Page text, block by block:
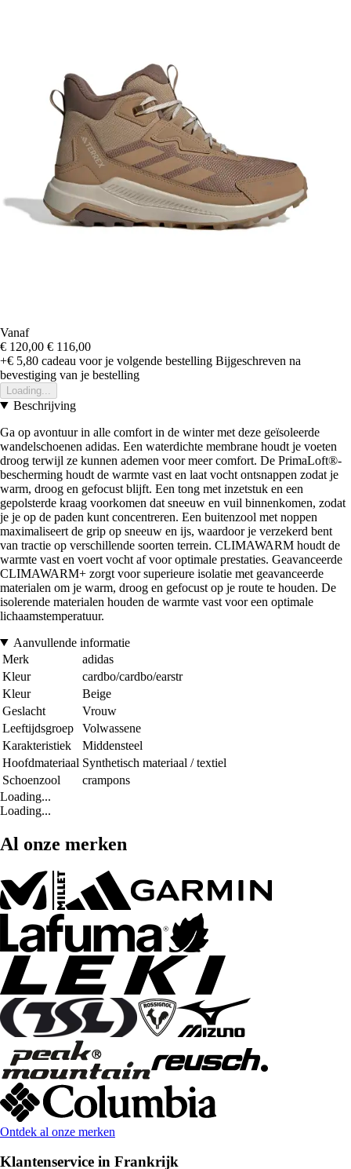
Vanaf
€ 120,00 € 116,00
+€ 5,80 cadeau voor je volgende bestelling Bijgeschreven na
bevestiging van je bestelling
Loading...
Beschrijving
Ga op avontuur in alle comfort in de winter met deze geïsoleerde
wandelschoenen adidas. Een waterdichte membrane houdt je voeten
droog terwijl ze kunnen ademen voor meer comfort. De PrimaLoft®-
bescherming houdt de warmte vast en laat vocht ontsnappen zodat je
warm, droog en gefocust blijft. Een tong met inzetstuk en een
gepolsterde kraag voorkomen dat sneeuw en vuil binnenkomen, zodat
je je op de paden kunt concentreren. Een buitenzool met noppen
maximaliseert de grip op sneeuw en ijs, waardoor je verzekerd bent
van tractie op verschillende soorten terrein. CLIMAWARM houdt de
warmte vast en voert vocht af voor optimale prestaties. Geavanceerde
CLIMAWARM+ zorgt voor superieure isolatie met geavanceerde
materialen om je warm, droog en gefocust op je route te houden. De
isolerende materialen houden de warmte vast voor een optimale
lichaamstemperatuur.
Aanvullende informatie
Merk
adidas
Kleur
cardbo/cardbo/earstr
Kleur
Beige
Geslacht
Vrouw
Leeftijdsgroep
Volwassene
Karakteristiek
Middensteel
Hoofdmateriaal Synthetisch materiaal / textiel
Schoenzool
crampons
Loading...
Loading...
Al onze merken
Ontdek al onze merken
Klantenservice in Frankrijk